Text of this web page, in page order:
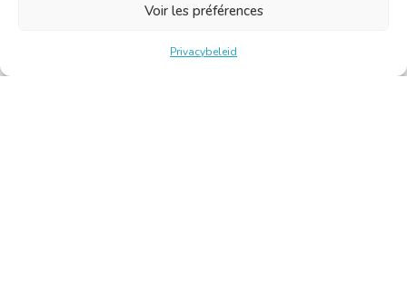
Voir les préférences
Privacybeleid